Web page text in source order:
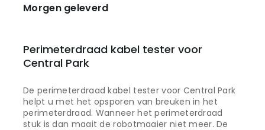
Morgen geleverd
Perimeterdraad kabel tester voor
Central Park
De perimeterdraad kabel tester voor Central Park
helpt u met het opsporen van breuken in het
perimeterdraad. Wanneer het perimeterdraad
stuk is dan maait de robotmaaier niet meer. De